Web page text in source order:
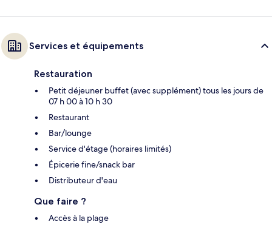
Services et équipements
Restauration
Petit déjeuner buffet (avec supplément) tous les jours de
07 h 00 à 10 h 30
Restaurant
Bar/lounge
Service d'étage (horaires limités)
Épicerie fine/snack bar
Distributeur d'eau
Que faire ?
Accès à la plage